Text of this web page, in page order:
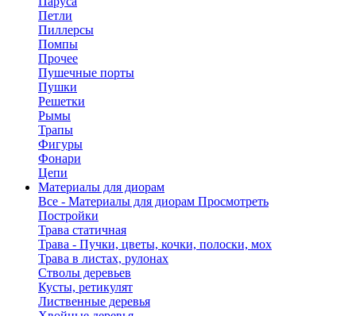
Петли
Пиллерсы
Помпы
Прочее
Пушечные порты
Пушки
Решетки
Рымы
Трапы
Фигуры
Фонари
Цепи
Материалы для диорам
Все - Материалы для диорам Просмотреть
Постройки
Трава статичная
Трава - Пучки, цветы, кочки, полоски, мох
Трава в листах, рулонах
Стволы деревьев
Кусты, ретикулят
Лиственные деревья